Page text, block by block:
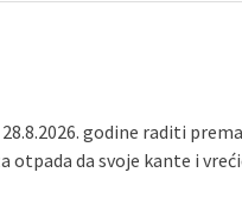
godine raditi
otpada da svoje kante i